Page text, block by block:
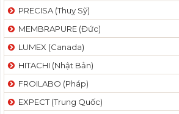
PRECISA (Thuỵ Sỹ)
MEMBRAPURE (Đức)
LUMEX (Canada)
HITACHI (Nhật Bản)
FROILABO (Pháp)
EXPECT (Trung Quốc)